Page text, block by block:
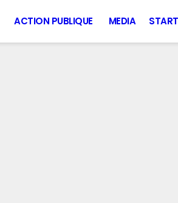
ACTION PUBLIQUE MEDIA